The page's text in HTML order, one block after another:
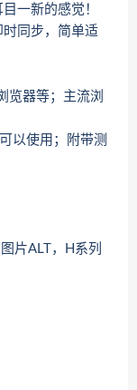
一新的感觉！
同步，简单适
览器等；主流浏
以使用；附带测
片ALT，H系列